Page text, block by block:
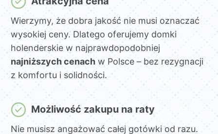
Wierzymy, że dobra jakość nie musi oznaczać
wysokiej ceny. Dlatego oferujemy domki
holenderskie w najprawdopodobniej
najniższych cenachw Polsce – bez rezygnacji
z komfortu i solidności.
Możliwość zakupu na raty
Nie musisz angażować całej gotówki od razu.